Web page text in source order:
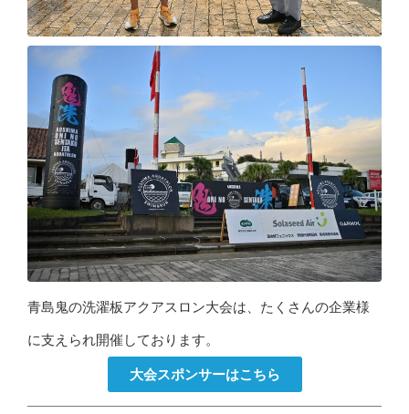
青島鬼の洗濯板アクアスロン大会は、たくさんの企業様
に支えられ開催しております。
大会スポンサーはこちら